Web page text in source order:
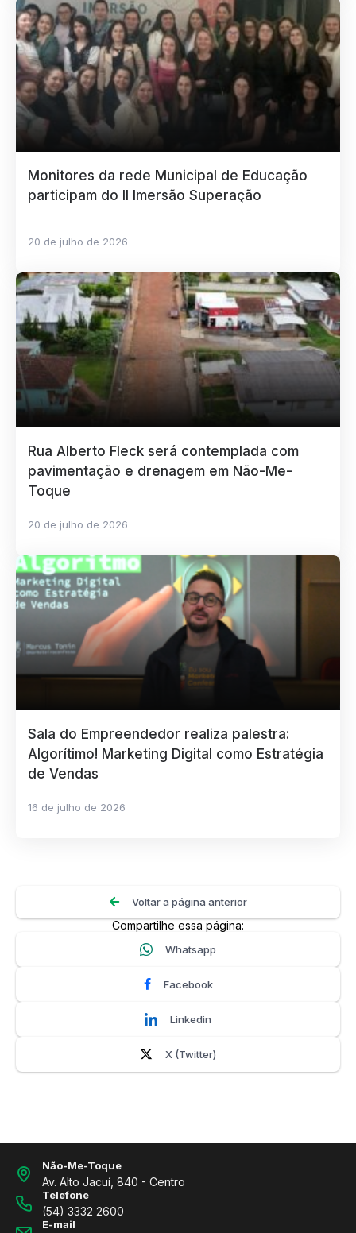
Monitores da rede Municipal de Educação
participam do II Imersão Superação
20 de julho de 2026
Rua Alberto Fleck será contemplada com
pavimentação e drenagem em Não-Me-
Toque
20 de julho de 2026
Sala do Empreendedor realiza palestra:
Algorítimo! Marketing Digital como Estratégia
de Vendas
16 de julho de 2026
Voltar a página anterior
Compartilhe essa página:
Whatsapp
Facebook
Linkedin
X (Twitter)
Não-Me-Toque
Av. Alto Jacuí, 840 - Centro
Telefone
(54) 3332 2600
E-mail